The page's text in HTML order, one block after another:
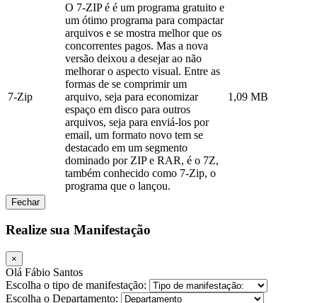
7-Zip
O 7-ZIP é é um programa gratuito e
um ótimo programa para compactar
arquivos e se mostra melhor que os
concorrentes pagos. Mas a nova
versão deixou a desejar ao não
melhorar o aspecto visual. Entre as
formas de se comprimir um
arquivo, seja para economizar
espaço em disco para outros
arquivos, seja para enviá-los por
email, um formato novo tem se
destacado em um segmento
dominado por ZIP e RAR, é o 7Z,
também conhecido como 7-Zip, o
programa que o lançou.
1,09 MB
Fechar
Realize sua Manifestação
×
Olá Fábio Santos
Escolha o tipo de manifestação:
Escolha o Departamento: